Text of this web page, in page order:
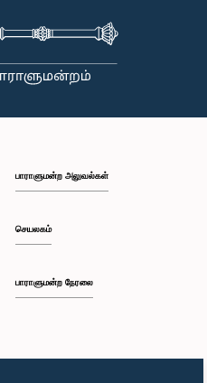
பாராளுமன்ற அலுவல்கள்
செயலகம்
பாராளுமன்ற நேரலை